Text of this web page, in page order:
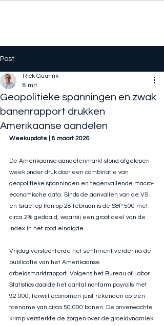
Post
Geopolitieke spanningen en zwak
banenrapport drukken
Amerikaanse aandelen
Rick Guurink
8 mrt
Weekupdate | 8 maart 2026
De Amerikaanse aandelenmarkt stond afgelopen
week onder druk door een combinatie van
geopolitieke spanningen en tegenvallende macro-
economische data. Sinds de aanvallen van de VS
en Israël op Iran op 28 februari is de S&P 500 met
circa 2% gedaald, waarbij een groot deel van de
index in het rood eindigde.
Vrijdag verslechterde het sentiment verder na de
publicatie van het Amerikaanse
arbeidsmarktrapport. Volgens het Bureau of Labor
Statistics daalde het aantal nonfarm payrolls met
92.000, terwijl economen juist rekenden op een
toename van circa 50.000 banen. De onverwachte
krimp versterkte de zorgen over de groeidynamiek